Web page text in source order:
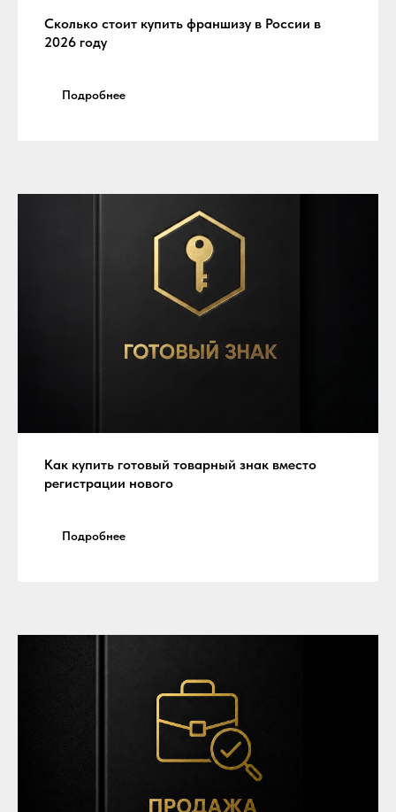
Сколько стоит купить франшизу в России в
2026 году
Подробнее
Как купить готовый товарный знак вместо
регистрации нового
Подробнее